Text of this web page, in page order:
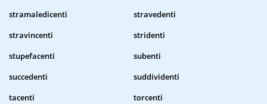
stramaledicenti
stravedenti
stravincenti
stridenti
stupefacenti
subenti
succedenti
suddividenti
tacenti
torcenti